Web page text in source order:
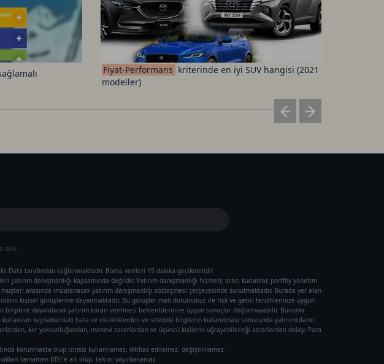
Fiyat-Performans kriterinde en iyi SUV hangisi (2021
modeller)
alın
Data tarafından sağlanmaktadır. Borsa verileri 15 dakika gecikmelidir.
yatırım danışmanlığı kapsamında değildir. Yatırım danışmanlığı hizmeti; aracı kurumlar, portföy yönetim
arasında imzalanacak yatırım danışmanlığı sözleşmesi çerçevesinde sunulmaktadır. Burada yer alan
kişisel görüşlerine dayanmaktadır. Bu görüşler mali durumunuz ile risk ve getiri tercihlerinize uygun
dayanılarak yatırım kararı verilmesi beklentilerinize uygun sonuçlar doğurmayabilir. Bununla
kaynaklardaki hata ve eksikliklerden ve sitedeki bilgilerin kullanılması sonucunda yatırımcıların
kar yoksunluğundan, manevi zararlardan ve üçüncü kişilerin uğrayabileceği zararlardan dolayı Para
korunmakta olup izinsiz kullanılamaz, iktibas edilemez, değiştirilemez.
tamamen BIST'e ait olup, tekrar yayınlanamaz